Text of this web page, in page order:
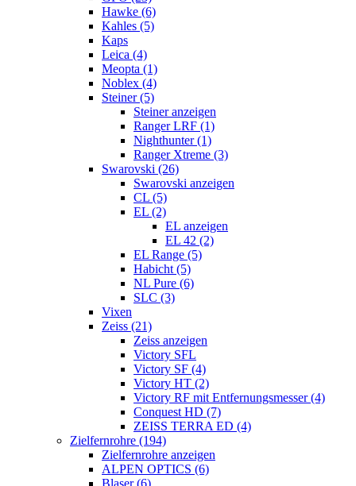
Hawke (6)
Kahles (5)
Kaps
Leica (4)
Meopta (1)
Noblex (4)
Steiner (5)
Steiner anzeigen
Ranger LRF (1)
Nighthunter (1)
Ranger Xtreme (3)
Swarovski (26)
Swarovski anzeigen
CL (5)
EL (2)
EL anzeigen
EL 42 (2)
EL Range (5)
Habicht (5)
NL Pure (6)
SLC (3)
Vixen
Zeiss (21)
Zeiss anzeigen
Victory SFL
Victory SF (4)
Victory HT (2)
Victory RF mit Entfernungsmesser (4)
Conquest HD (7)
ZEISS TERRA ED (4)
Zielfernrohre (194)
Zielfernrohre anzeigen
ALPEN OPTICS (6)
Blaser (6)